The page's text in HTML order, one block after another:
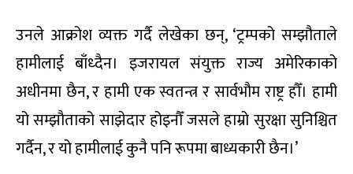
उनले आक्रोश व्यक्त गर्दै लेखेका छन्, ‘ट्रम्पको सम्झौताले
हामीलाई बाँध्दैन। इजरायल संयुक्त राज्य अमेरिकाको
अधीनमा छैन, र हामी एक स्वतन्त्र र सार्वभौम राष्ट्र हौँ। हामी
यो सम्झौताको साझेदार होइनौँ जसले हाम्रो सुरक्षा सुनिश्चित
गर्दैन, र यो हामीलाई कुनै पनि रूपमा बाध्यकारी छैन।’